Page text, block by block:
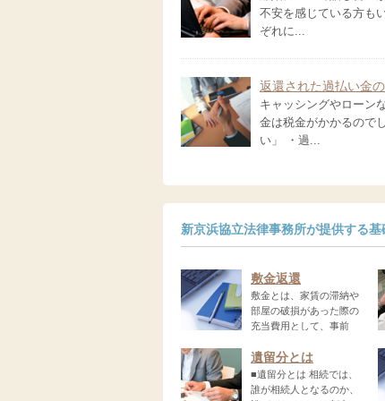
不安を感じている方も
ぞれに...
返還された過払い金
キャッシングやローン
金は税金がかかるので
い」 ・過...
新京浜協立法律事務所が提供する基
敷金返還
敷金とは、家賃の滞納や
部屋の破損があった際の
充当費用として、事前
遺留分とは
■遺留分とは 相続では、
誰が相続人となるのか、